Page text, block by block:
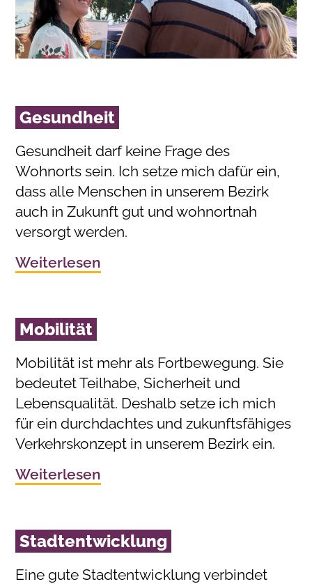
Gesundheit
Gesundheit darf keine Frage des
Wohnorts sein. Ich setze mich dafür ein,
dass alle Menschen in unserem Bezirk
auch in Zukunft gut und wohnortnah
versorgt werden.
Weiterlesen
Mobilität
Mobilität ist mehr als Fortbewegung. Sie
bedeutet Teilhabe, Sicherheit und
Lebensqualität. Deshalb setze ich mich
für ein durchdachtes und zukunftsfähiges
Verkehrskonzept in unserem Bezirk ein.
Weiterlesen
Stadtentwicklung
Eine gute Stadtentwicklung verbindet